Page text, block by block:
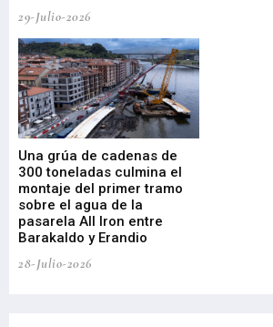
29-Julio-2026
Una grúa de cadenas de
300 toneladas culmina el
montaje del primer tramo
sobre el agua de la
pasarela All Iron entre
Barakaldo y Erandio
28-Julio-2026